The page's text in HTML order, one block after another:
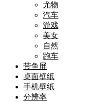
尤物
汽车
游戏
美女
自然
跑车
带鱼屏
桌面壁纸
手机壁纸
分辨率